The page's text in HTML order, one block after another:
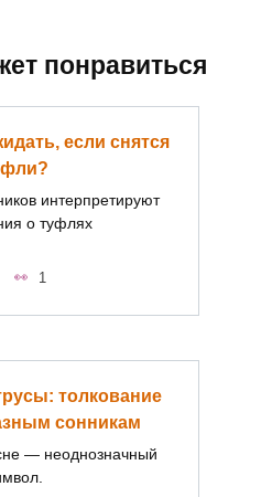
понравиться
если снятся
интерпретируют
о туфлях
1
толкование
сонникам
— неоднозначный